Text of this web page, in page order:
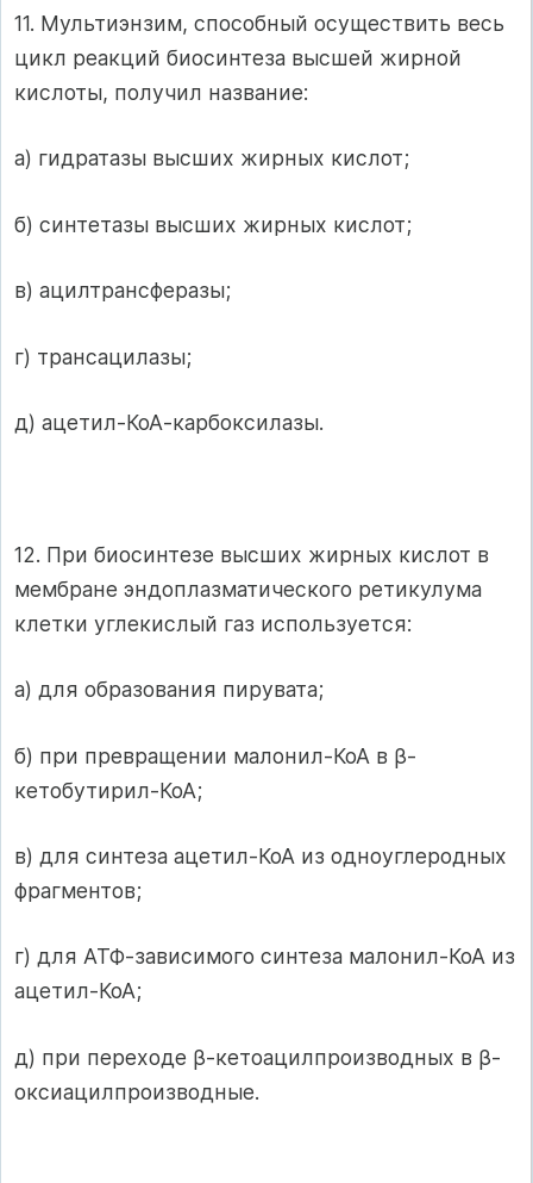
11. Мультиэнзим, способный осуществить весь
цикл реакций биосинтеза высшей жирной
кислоты, получил название:
а) гидратазы высших жирных кислот;
б) синтетазы высших жирных кислот;
в) ацилтрансферазы;
г) трансацилазы;
д) ацетил-КоА-карбоксилазы.
12. При биосинтезе высших жирных кислот в
мембране эндоплазматического ретикулума
клетки углекислый газ используется:
а) для образования пирувата;
б) при превращении малонил-КоА в β-
кетобутирил-КоА;
в) для синтеза ацетил-КоА из одноуглеродных
фрагментов;
г) для АТФ-зависимого синтеза малонил-КоА из
ацетил-КоА;
д) при переходе β-кетоацилпроизводных в β-
оксиацилпроизводные.